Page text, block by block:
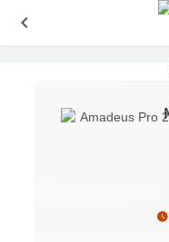
Principle 5.12 – 界